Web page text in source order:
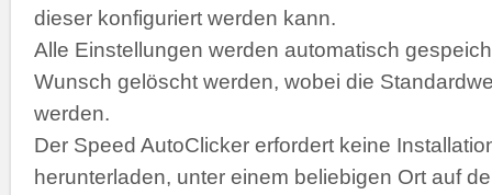
dieser konfiguriert werden kann.
Alle Einstellungen werden automatisch
Wunsch gelöscht werden, wobei die
werden.
Der Speed AutoClicker erfordert keine
herunterladen, unter einem beliebigen Ort auf